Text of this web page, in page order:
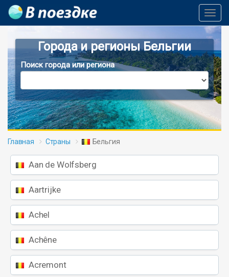
Города и регионы Бельгии
Поиск города или региона
Главная Страны Бельгия
Aan de Wolfsberg
Aartrijke
Achel
Achêne
Acremont